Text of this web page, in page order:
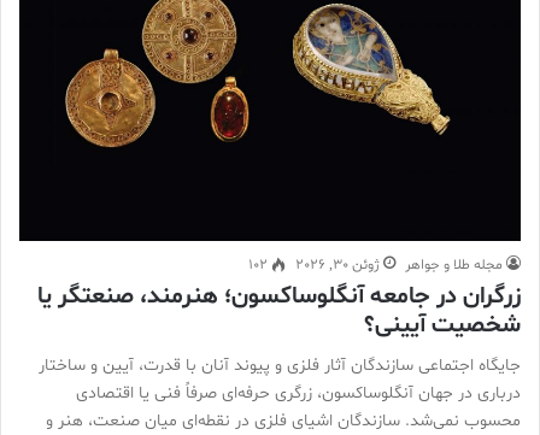
مجله طلا و جواهر ژوئن 30, 2026 102
زرگران در جامعه آنگلوساکسون؛ هنرمند، صنعتگر یا
شخصیت آیینی؟
جایگاه اجتماعی سازندگان آثار فلزی و پیوند آنان با قدرت، آیین و ساختار
درباری در جهان آنگلوساکسون، زرگری حرفه‌ای صرفاً فنی یا اقتصادی
محسوب نمی‌شد. سازندگان اشیای فلزی در نقطه‌ای میان صنعت، هنر و